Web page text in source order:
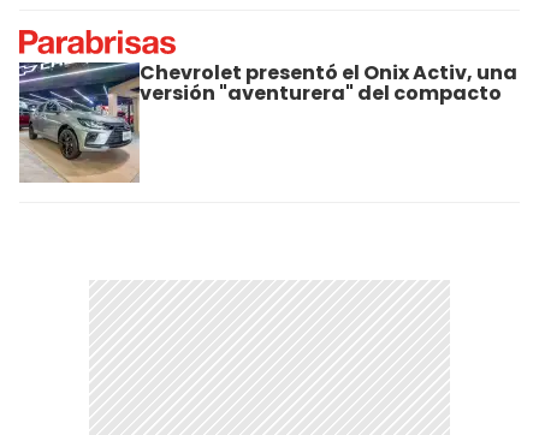
Chevrolet presentó el Onix Activ, una
versión "aventurera" del compacto